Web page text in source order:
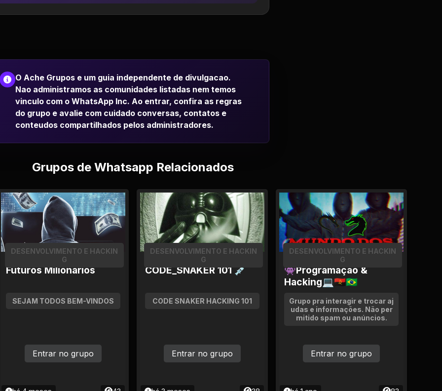
O Ache Grupos e um guia independente de divulgacao.
Nao administramos as comunidades listadas nem temos
vinculo com o WhatsApp Inc. Ao entrar, confira as regras
do grupo e avalie com cuidado conversas, contatos e
conteudos compartilhados pelos administradores.
Grupos de Whatsapp Relacionados
Futuros Milionários
DESENVOLVIMENTO E HACKIN
G
SEJAM TODOS BEM-VINDOS
Entrar no grupo
CODE_SNAKER 101 💉
DESENVOLVIMENTO E HACKIN
G
CODE SNAKER HACKING 101
Entrar no grupo
👾Programação &
Hacking💻🇦🇴🇧🇷
DESENVOLVIMENTO E HACKIN
G
Grupo pra interagir e trocar aj
udas e informações. Não per
mitido spam ou anúncios.
Entrar no grupo